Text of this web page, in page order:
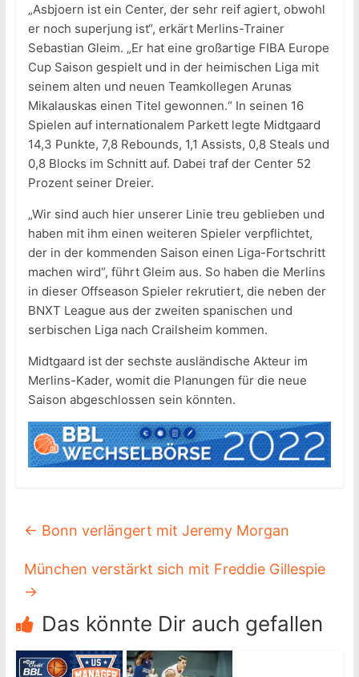
„Asbjoern ist ein Center, der sehr reif agiert, obwohl
er noch superjung ist“, erkärt Merlins-Trainer
Sebastian Gleim. „Er hat eine großartige FIBA Europe
Cup Saison gespielt und in der heimischen Liga mit
seinem alten und neuen Teamkollegen Arunas
Mikalauskas einen Titel gewonnen.“ In seinen 16
Spielen auf internationalem Parkett legte Midtgaard
14,3 Punkte, 7,8 Rebounds, 1,1 Assists, 0,8 Steals und
0,8 Blocks im Schnitt auf. Dabei traf der Center 52
Prozent seiner Dreier.
„Wir sind auch hier unserer Linie treu geblieben und
haben mit ihm einen weiteren Spieler verpflichtet,
der in der kommenden Saison einen Liga-Fortschritt
machen wird“, führt Gleim aus. So haben die Merlins
in dieser Offseason Spieler rekrutiert, die neben der
BNXT League aus der zweiten spanischen und
serbischen Liga nach Crailsheim kommen.
Midtgaard ist der sechste ausländische Akteur im
Merlins-Kader, womit die Planungen für die neue
Saison abgeschlossen sein könnten.
← Bonn verlängert mit Jeremy Morgan
München verstärkt sich mit Freddie Gillespie
→
Das könnte Dir auch gefallen